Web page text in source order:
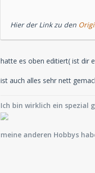
Hier der Link zu den
hatte es oben editiert( ist dir
ist auch alles sehr nett
Ich bin wirklich ein spezial
meine anderen Hobbys